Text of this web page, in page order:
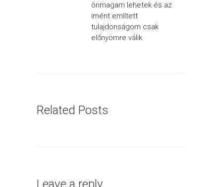
önmagam lehetek és az
imént említett
tulajdonságom csak
előnyömre válik.
Related Posts
Leave a reply